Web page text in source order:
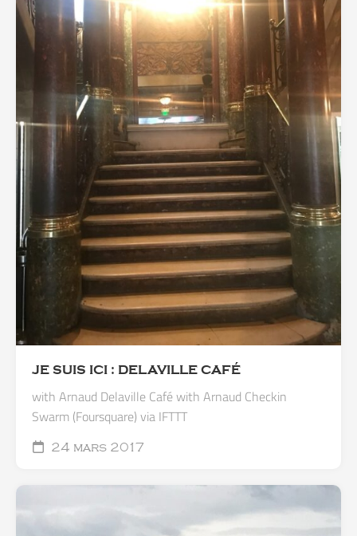
JE SUIS ICI : DELAVILLE CAFÉ
with Arnaud Delaville Café with Arnaud Checkin
Swarm (Foursquare) via IFTTT
24 mars 2017